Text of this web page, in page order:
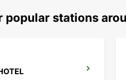
popular stations